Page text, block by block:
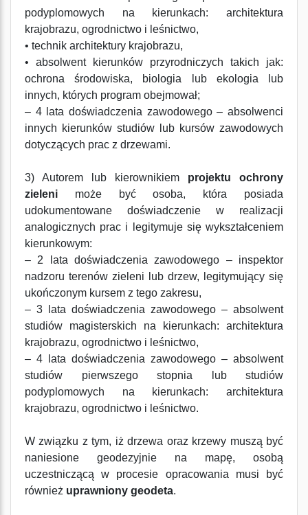
podyplomowych na kierunkach: architektura
krajobrazu, ogrodnictwo i leśnictwo,
• technik architektury krajobrazu,
• absolwent kierunków przyrodniczych takich jak:
ochrona środowiska, biologia lub ekologia lub
innych, których program obejmował;
– 4 lata doświadczenia zawodowego – absolwenci
innych kierunków studiów lub kursów zawodowych
dotyczących prac z drzewami.
3) Autorem lub kierownikiem projektu ochrony
zieleni może być osoba, która posiada
udokumentowane doświadczenie w realizacji
analogicznych prac i legitymuje się wykształceniem
kierunkowym:
– 2 lata doświadczenia zawodowego – inspektor
nadzoru terenów zieleni lub drzew, legitymujący się
ukończonym kursem z tego zakresu,
– 3 lata doświadczenia zawodowego – absolwent
studiów magisterskich na kierunkach: architektura
krajobrazu, ogrodnictwo i leśnictwo,
– 4 lata doświadczenia zawodowego – absolwent
studiów pierwszego stopnia lub studiów
podyplomowych na kierunkach: architektura
krajobrazu, ogrodnictwo i leśnictwo.
W związku z tym, iż drzewa oraz krzewy muszą być
naniesione geodezyjnie na mapę, osobą
uczestniczącą w procesie opracowania musi być
również uprawniony geodeta.